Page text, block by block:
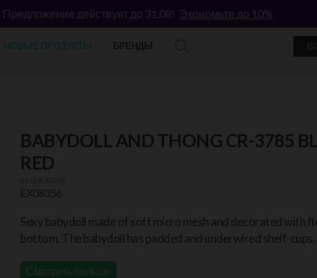
Предложение действует до 31.08! Экономьте до 10%
НОВЫЕ ПРОДУКТЫ БРЕНДЫ
BABYDOLL AND THONG CR-3785
RED
EX08356
Sexy babydoll made of soft micro mesh and decorated with
bottom. The babydoll has padded and underwired shelf-cups.
Смотреть больше